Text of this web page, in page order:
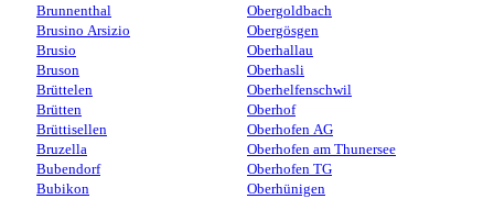
Brunnenthal
Brusino Arsizio
Brusio
Bruson
Brüttelen
Brütten
Brüttisellen
Bruzella
Bubendorf
Bubikon
Obergoldbach
Obergösgen
Oberhallau
Oberhasli
Oberhelfenschwil
Oberhof
Oberhofen AG
Oberhofen am Thunersee
Oberhofen TG
Oberhünigen